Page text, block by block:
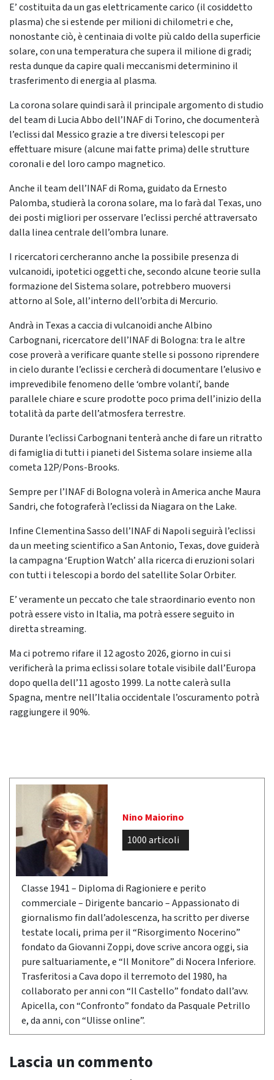
E’ costituita da un gas elettricamente carico (il cosiddetto
plasma) che si estende per milioni di chilometri e che,
nonostante ciò, è centinaia di volte più caldo della superficie
solare, con una temperatura che supera il milione di gradi;
resta dunque da capire quali meccanismi determinino il
trasferimento di energia al plasma.
La corona solare quindi sarà il principale argomento di studio
del team di Lucia Abbo dell’INAF di Torino, che documenterà
l’eclissi dal Messico grazie a tre diversi telescopi per
effettuare misure (alcune mai fatte prima) delle strutture
coronali e del loro campo magnetico.
Anche il team dell’INAF di Roma, guidato da Ernesto
Palomba, studierà la corona solare, ma lo farà dal Texas, uno
dei posti migliori per osservare l’eclissi perché attraversato
dalla linea centrale dell’ombra lunare.
I ricercatori cercheranno anche la possibile presenza di
vulcanoidi, ipotetici oggetti che, secondo alcune teorie sulla
formazione del Sistema solare, potrebbero muoversi
attorno al Sole, all’interno dell’orbita di Mercurio.
Andrà in Texas a caccia di vulcanoidi anche Albino
Carbognani, ricercatore dell’INAF di Bologna: tra le altre
cose proverà a verificare quante stelle si possono riprendere
in cielo durante l’eclissi e cercherà di documentare l’elusivo e
imprevedibile fenomeno delle ‘ombre volanti’, bande
parallele chiare e scure prodotte poco prima dell’inizio della
totalità da parte dell’atmosfera terrestre.
Durante l’eclissi Carbognani tenterà anche di fare un ritratto
di famiglia di tutti i pianeti del Sistema solare insieme alla
cometa 12P/Pons-Brooks.
Sempre per l’INAF di Bologna volerà in America anche Maura
Sandri, che fotograferà l’eclissi da Niagara on the Lake.
Infine Clementina Sasso dell’INAF di Napoli seguirà l’eclissi
da un meeting scientifico a San Antonio, Texas, dove guiderà
la campagna ‘Eruption Watch’ alla ricerca di eruzioni solari
con tutti i telescopi a bordo del satellite Solar Orbiter.
E’ veramente un peccato che tale straordinario evento non
potrà essere visto in Italia, ma potrà essere seguito in
diretta streaming.
Ma ci potremo rifare il 12 agosto 2026, giorno in cui si
verificherà la prima eclissi solare totale visibile dall’Europa
dopo quella dell’11 agosto 1999. La notte calerà sulla
Spagna, mentre nell’Italia occidentale l’oscuramento potrà
raggiungere il 90%.
Nino Maiorino
1000 articoli
Classe 1941 – Diploma di Ragioniere e perito
commerciale – Dirigente bancario – Appassionato di
giornalismo fin dall’adolescenza, ha scritto per diverse
testate locali, prima per il “Risorgimento Nocerino”
fondato da Giovanni Zoppi, dove scrive ancora oggi, sia
pure saltuariamente, e “Il Monitore” di Nocera Inferiore.
Trasferitosi a Cava dopo il terremoto del 1980, ha
collaborato per anni con “Il Castello” fondato dall’avv.
Apicella, con “Confronto” fondato da Pasquale Petrillo
e, da anni, con “Ulisse online”.
Lascia un commento